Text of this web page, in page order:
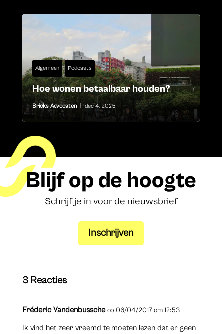
Algemeen Podcasts
Hoe wonen betaalbaar houden?
Bricks Advocaten | dec 4, 2025
Blijf op de hoogte
Schrijf je in voor de nieuwsbrief
Inschrijven
3 Reacties
Fréderic Vandenbussche op 06/04/2017 om 12:53
Ik vind het zeer vreemd te moeten lezen dat er geen